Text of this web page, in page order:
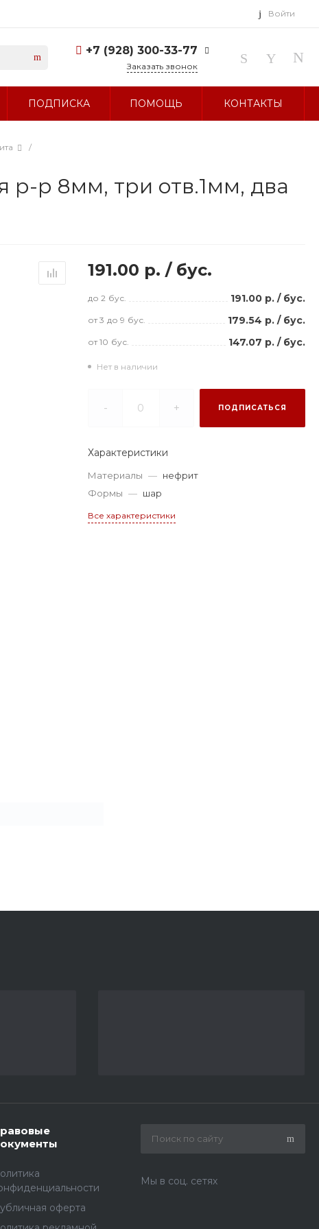
Войти
+7 (928) 300-33-77
г. Ставрополь, ул.
Заказать звонок
ПОДПИСКА ПОМОЩЬ КОНТАКТЫ
/
р-р 8мм, три отв.1мм, два
191.00 р./ бус.
до 2 бус. 191.00 р. / бус.
от 3 до 9 бус. 179.54 р. / бус.
от 10 бус. 147.07 р. / бус.
Нет в наличии
- + ПОДПИСАТЬСЯ
Характеристики
Материалы — нефрит
Формы — шар
Все характеристики
оферта
Мы в соц. сетях